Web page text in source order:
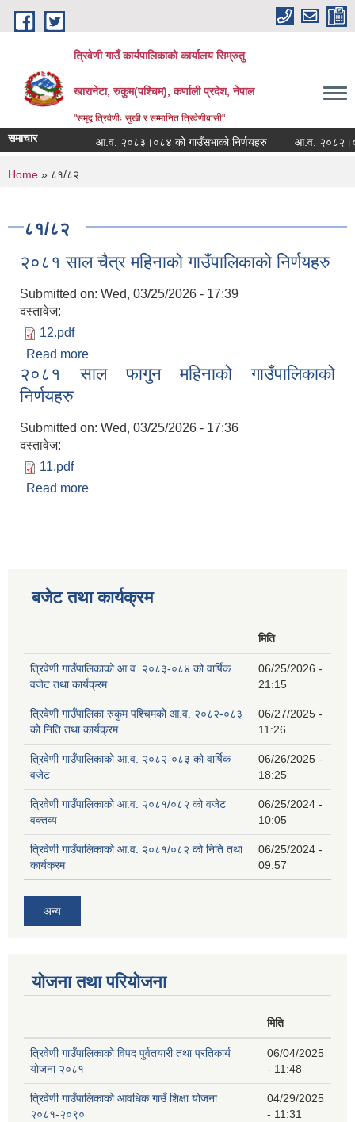
Skip to main content
त्रिवेणी गाउँ कार्यपालिकाको कार्यालय सिम्रुतु
खारानेटा, रुकुम(पश्‍चिम), कर्णाली प्रदेश, नेपाल
"समृद्व त्रिवेणीः सुखी र सम्मानित त्रिवेणीबासी"
समाचार आ.व. २०८३।०८४ को गाउँसभाको निर्णयहरु आ.व. २०८२।०८३
You are here
Home » ८१/८२
८१/८२
२०८१ साल चैत्र महिनाको गाउँपालिकाको निर्णयहरु
Submitted on: Wed, 03/25/2026 - 17:39
दस्तावेज:
12.pdf
Read more
२०८१ साल फागुन महिनाको गाउँपालिकाको
निर्णयहरु
Submitted on: Wed, 03/25/2026 - 17:36
दस्तावेज:
11.pdf
Read more
बजेट तथा कार्यक्रम
मिति
त्रिवेणी गाउँपालिकाको आ.व. २०८३-०८४ को वार्षिक
वजेट तथा कार्यक्रम
06/25/2026 -
21:15
त्रिवेणी गाउँपालिका रुकुम पश्‍चिमको आ.व. २०८२-०८३
को निति तथा कार्यक्रम
06/27/2025 -
11:26
त्रिवेणी गाउँपालिकाको आ.व. २०८२-०८३ को वार्षिक
वजेट
06/26/2025 -
18:25
त्रिवेणी गाउँपालिकाको आ.व. २०८१/०८२ को वजेट
वक्तव्य
06/25/2024 -
10:05
त्रिवेणी गाउँपालिकाको आ.व. २०८१/०८२ को निति तथा
कार्यक्रम
06/25/2024 -
09:57
अन्य
योजना तथा परियोजना
मिति
त्रिवेणी गाउँपालिकाको विपद पुर्वतयारी तथा प्रतिकार्य
योजना २०८१
06/04/2025
- 11:48
त्रिवेणी गाउँपालिकाको आवधिक गाउँ शिक्षा योजना
२०८१-२०९०
04/29/2025
- 11:31